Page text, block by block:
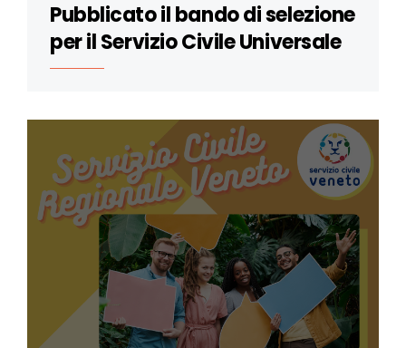
Pubblicato il bando di selezione
per il Servizio Civile Universale